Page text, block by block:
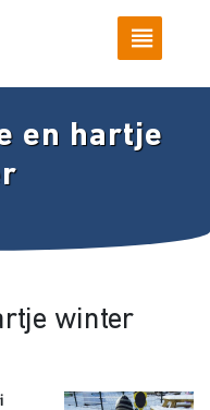
en hartje
winter